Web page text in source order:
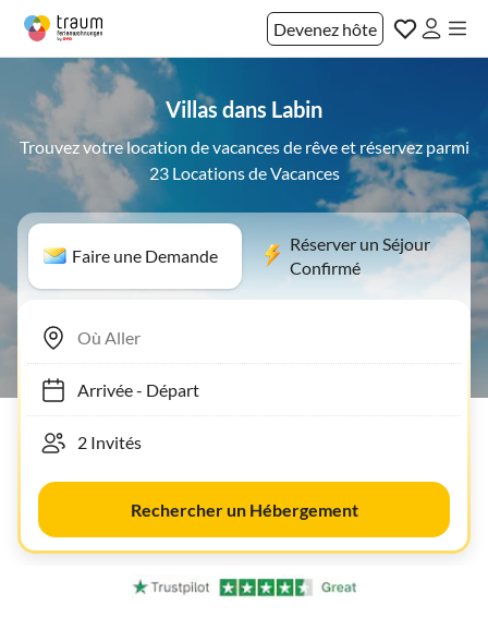
Devenez hôte
Villas dans Labin
Trouvez votre location de vacances de rêve et réservez parmi
23 Locations de Vacances
Faire une Demande
Réserver un Séjour
Confirmé
Arrivée- Départ
Rechercher un Hébergement